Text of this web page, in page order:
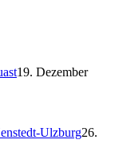
19. Dezember
Ulzburg26.